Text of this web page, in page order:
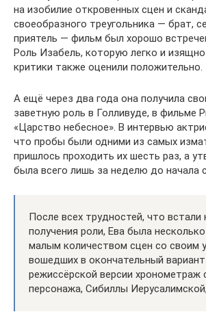
на изобилие откровенных сцен и
своеобразного треугольника — брат,
приятель — фильм был хорошо
Роль Изабель, которую легко и изящно
критики также оценили положительно.
А ещё через два года она получила
заветную роль в Голливуде, в фильме
«Царство небесное». В интервью
что пробы были одними из самых
пришлось проходить их шесть раз, а
была всего лишь за неделю до начала
После всех трудностей, что встали
получения роли, Ева была
малым количеством сцен со своим
вошедших в окончательный
режиссёрской версии хронометраж
персонажа, Сибиллы